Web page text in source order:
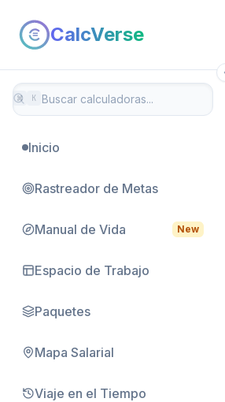
CalcVerse
⌘ K
Inicio
Rastreador de Metas
Manual de Vida New
Espacio de Trabajo
Paquetes
Mapa Salarial
Viaje en el Tiempo